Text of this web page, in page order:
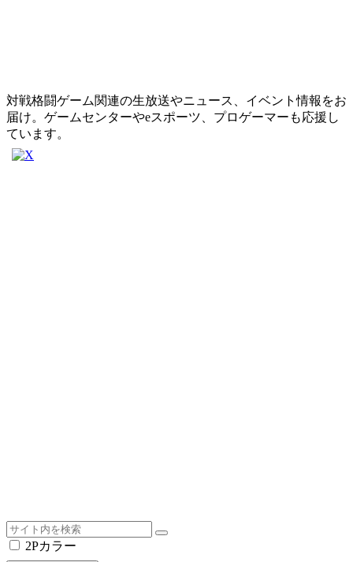
対戦格闘ゲーム関連の生放送やニュース、イベント情報をお
届け。ゲームセンターやeスポーツ、プロゲーマーも応援し
ています。
2Pカラー